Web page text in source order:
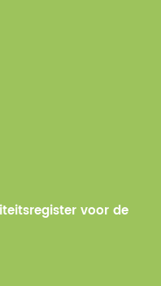
voor de